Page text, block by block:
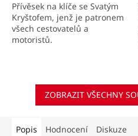
Přívěsek na klíče se Svatým
Kryštofem, jenž je patronem
všech cestovatelů a
motoristů.
ZOBRAZIT VŠECHNY
Popis Hodnocení Diskuze